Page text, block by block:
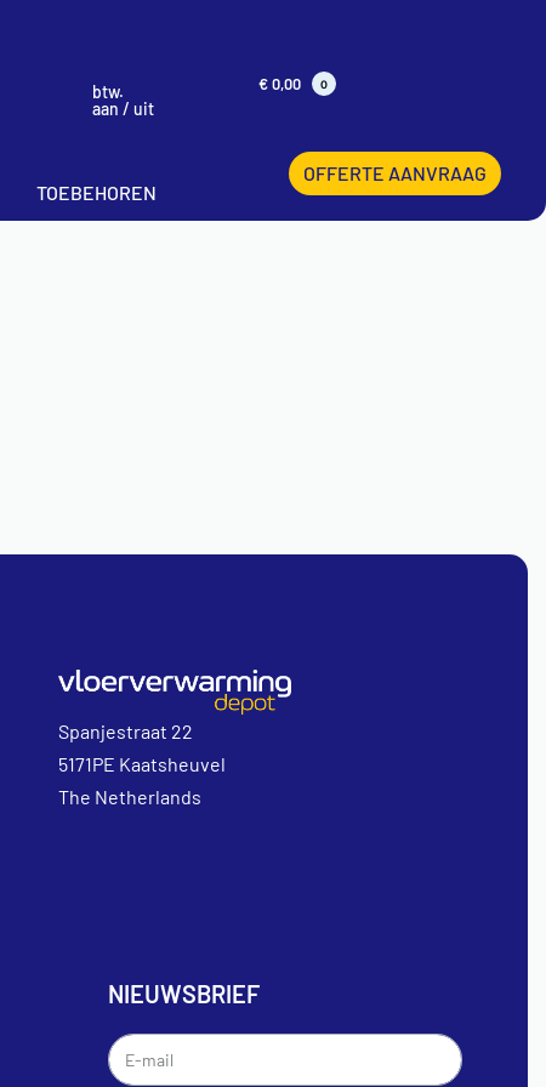
btw.
aan / uit
€0,00 0
TOEBEHOREN
OFFERTE AANVRAAG
Spanjestraat 22
5171PE Kaatsheuvel
The Netherlands
NIEUWSBRIEF